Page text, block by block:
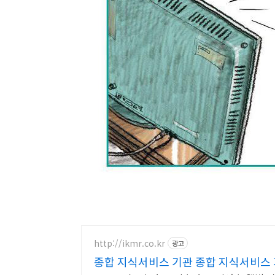
http://ikmr.co.kr 광고
종합 지식서비스 기관 종합 지식서비스